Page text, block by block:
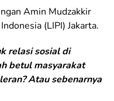
Amin Mudzakkir
(LIPI) Jakarta.
relasi sosial di
betul masyarakat
Atau sebenarnya